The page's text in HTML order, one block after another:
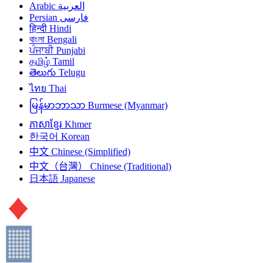
العربية Arabic
فارسی Persian
हिन्दी Hindi
বাংলা Bengali
ਪੰਜਾਬੀ Punjabi
தமிழ் Tamil
తెలుగు Telugu
ไทย Thai
မြန်မာဘာသာ Burmese (Myanmar)
ភាសាខ្មែរ Khmer
한국어 Korean
中文 Chinese (Simplified)
中文（台灣）
Chinese (Traditional)
日本語 Japanese